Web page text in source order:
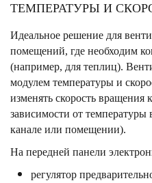
ТЕМПЕРАТУРЫ И
Идеальное решение для
помещений, где необходим
(например, для теплиц).
модулем температуры и
изменять скорость вращения
зависимости от
канале или помещении).
На передней панели
регулятор